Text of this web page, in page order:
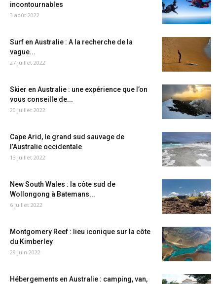
incontournables
3 août 2022
Surf en Australie : A la recherche de la
vague...
27 juillet 2022
Skier en Australie : une expérience que l’on
vous conseille de...
20 juillet 2022
Cape Arid, le grand sud sauvage de
l’Australie occidentale
13 juillet 2022
New South Wales : la côte sud de
Wollongong à Batemans...
6 juillet 2022
Montgomery Reef : lieu iconique sur la côte
du Kimberley
29 juin 2022
Hébergements en Australie : camping, van,